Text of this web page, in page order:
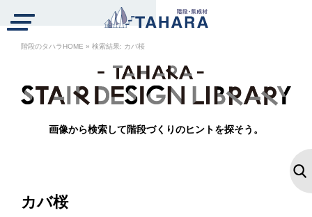
ラの階段紹介
事例
社概要
階段のタハラHOME » 検索結果: カバ桜
画像から検索して階段づくりのヒントを探そう。
戻る
カバ桜